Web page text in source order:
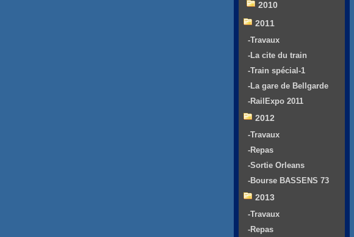
2010
2011
-Travaux
-La cite du train
-Train spécial-1
-La gare de Bellgarde
-RailExpo 2011
2012
-Travaux
-Repas
-Sortie Orleans
-Bourse BASSENS 73
2013
-Travaux
-Repas